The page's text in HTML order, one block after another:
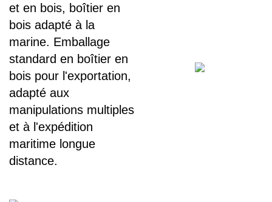
et en bois, boîtier en
bois adapté à la
marine. Emballage
standard en boîtier en
bois pour l'exportation,
adapté aux
manipulations multiples
et à l'expédition
maritime longue
distance.